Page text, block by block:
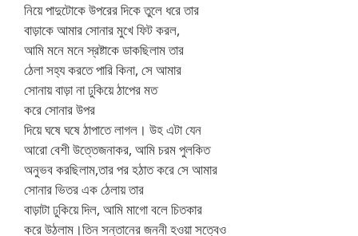
নিয়ে পাদুটোকে উপরের দিকে তুলে ধরে তার
বাড়াকে আমার সোনার মুখে ফিট করল,
আমি মনে মনে স্রষ্টাকে ডাকছিলাম তার
ঠেলা সহ্য করতে পারি কিনা, সে আমার
সোনায় বাড়া না ঢুকিয়ে ঠাপের মত
করে সোনার উপর
দিয়ে ঘষে ঘষে ঠাপাতে লাগল। উহ এটা যেন
আরো বেশী উত্তেজনাকর, আমি চরম পুলকিত
অনুভব করছিলাম,তার পর হঠাত করে সে আমার
সোনার ভিতর এক ঠেলায় তার
বাড়াটা ঢুকিয়ে দিল, আমি মাগো বলে চিতকার
করে উঠলাম।তিন সন্তানের জননী হওয়া সত্বেও